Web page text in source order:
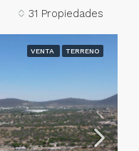
31 Propiedades
VENTA TERRENO